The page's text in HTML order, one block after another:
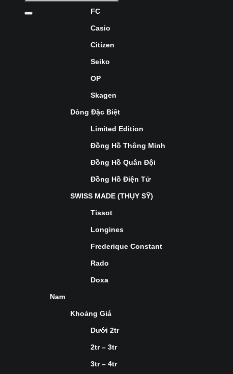
FC
Casio
Citizen
Seiko
OP
Skagen
Dòng Đặc Biệt
Limited Edition
Đồng Hồ Thông Minh
Đồng Hồ Quân Đội
Đồng Hồ Điện Tử
SWISS MADE (THỤY SỸ)
Tissot
Longines
Frederique Constant
Rado
Doxa
Nam
Khoảng Giá
Dưới 2tr
2tr – 3tr
3tr – 4tr